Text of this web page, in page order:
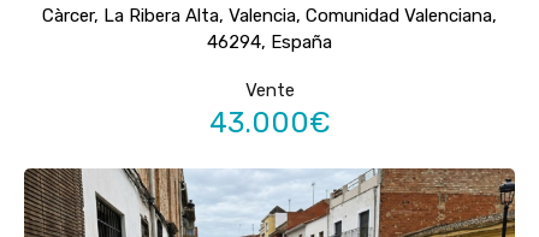
Càrcer, La Ribera Alta, Valencia, Comunidad Valenciana,
46294, España
Vente
43.000€